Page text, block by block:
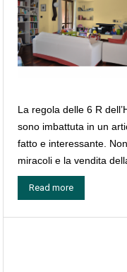
La regola delle 6 R
sono imbattuta in un
fatto e interessante.
miracoli e la vendita
Read more